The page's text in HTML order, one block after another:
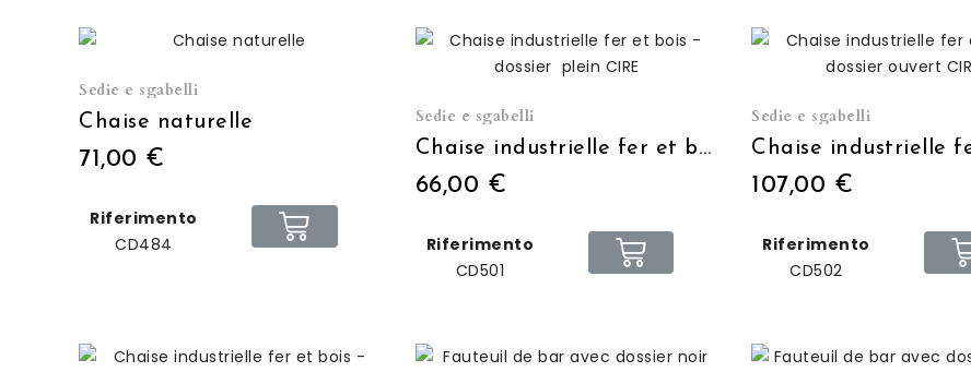
Sedie e sgabelli
Chaise naturelle
71,00 €
Riferimento
CD484
Sedie e sgabelli
Chaise industrielle fer et bois - dossier plein CIRE
66,00 €
Riferimento
CD501
Sedie e sgabelli
107,00 €
Riferimento
CD502